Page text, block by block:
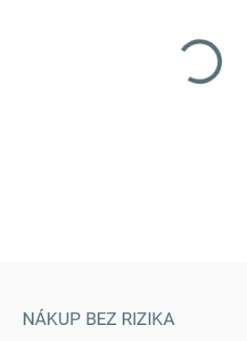
NÁKUP BEZ RIZIKA